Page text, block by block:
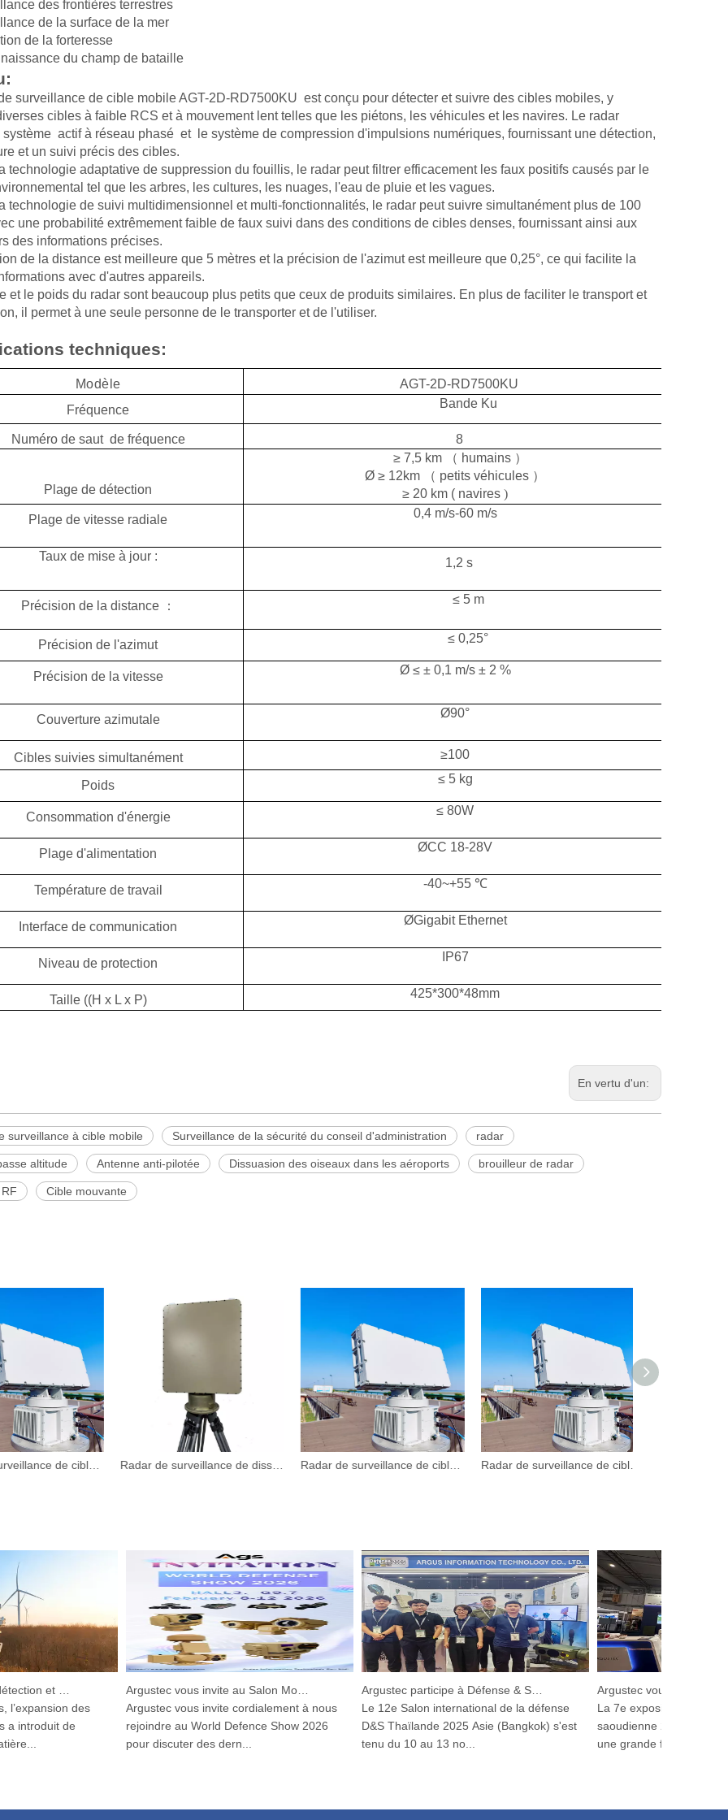
des frontières terrestres
de la surface de la mer
de la forteresse
du champ de bataille
surveillance de cible mobile AGT-2D-RD7500KU est conçu pour détecter et suivre des cibles mobiles, y
cibles à faible RCS et à mouvement lent telles que les piétons, les véhicules et les navires. Le radar
système actif à réseau phasé et le système de compression d'impulsions numériques, fournissant une détection,
et un suivi précis des cibles.
technologie adaptative de suppression du fouillis, le radar peut filtrer efficacement les faux positifs causés par le
tel que les arbres, les cultures, les nuages, l'eau de pluie et les vagues.
technologie de suivi multidimensionnel et multi-fonctionnalités, le radar peut suivre simultanément plus de 100
une probabilité extrêmement faible de faux suivi dans des conditions de cibles denses, fournissant ainsi aux
des informations précises.
de la distance est meilleure que 5 mètres et la précision de l'azimut est meilleure que 0,25°, ce qui facilite la
avec d'autres appareils.
et le poids du radar sont beaucoup plus petits que ceux de produits similaires. En plus de faciliter le transport et
il permet à une seule personne de le transporter et de l'utiliser.
techniques:
Modèle
AGT-2D-RD7500KU
Fréquence
Bande Ku
Numéro de saut de fréquence 8
Plage de détection
≥ 7,5 km （ humains ）
Ø≥ 12km （ petits véhicules ）
≥ 20 km ( navires)
Plage de vitesse radiale
0,4 m/s-60 m/s
Taux de mise à jour : 1,2 s
Précision de la distance ： ≤ 5 m
Précision de l'azimut ≤ 0,25°
Précision de la vitesse Ø ≤ ± 0,1 m/s ± 2 %
Couverture azimutale Ø90°
Cibles suivies simultanément ≥100
Poids ≤ 5 kg
Consommation d'énergie ≤ 80W
Plage d'alimentation ØCC 18-28V
Température de travail -40~+55 ℃
Interface de communication ØGigabit Ethernet
Niveau de protection IP67
Taille ((H x L x P) 425*300*48mm
En vertu d'un:
surveillance à cible mobile Surveillance de la sécurité du conseil d'administration radar
altitude Antenne anti-pilotée Dissuasion des oiseaux dans les aéroports brouilleur de radar
Cible mouvante
Radar de surveillance de cibles à basse altitude pour la dissuasion des oiseaux dans les aéroports Radar de surveillance de dissuasion des oiseaux de l'aéroport de sécurité du conseil de basse altitude Radar de surveillance de cibles à basse altitude pour la dissuasion des oiseaux dans les aéroports Radar de surveillance de cibles à basse altitude pour la dissuasion des oiseaux dans les aéroports
Dispositif intégré de détection et de suivi HP-PRS : une vision panoramique pour la protection aviaire
des
de
Argustec vous invite au Salon Mondial de la Défense 2026 !
Argustec vous invite cordialement à nous
rejoindre au World Defence Show 2026
pour discuter des dern...
Argustec participe à Défense & Sécurité 2025
Le 12e Salon international de la défense
D&S Thaïlande 2025 Asie (Bangkok) s'est
tenu du 10 au 13 no...
La 7e exposition
saoudienne 2025 a ouvert
une grande fanfar...